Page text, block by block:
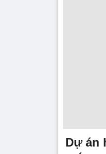
Dự án